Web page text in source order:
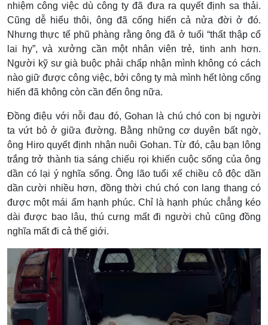
nhiệm công việc dù công ty đã đưa ra quyết định sa thải.
Cũng dễ hiểu thôi, ông đã cống hiến cả nửa đời ở đó.
Nhưng thực tế phũ phàng rằng ông đã ở tuổi “thất thập cổ
lai hy”, và xưởng cần một nhân viên trẻ, tinh anh hơn.
Người kỹ sư già buộc phải chấp nhận mình không có cách
nào giữ được công việc, bởi công ty mà mình hết lòng cống
hiến đã không còn cần đến ông nữa.
Đồng điệu với nỗi đau đó, Gohan là chú chó con bị người
ta vứt bỏ ở giữa đường. Bằng những cơ duyên bất ngờ,
ông Hiro quyết định nhận nuôi Gohan. Từ đó, cậu bạn lông
trắng trở thành tia sáng chiếu rọi khiến cuộc sống của ông
dần có lại ý nghĩa sống. Ông lão tuổi xế chiều cô độc dần
dần cười nhiều hơn, đồng thời chú chó con lang thang có
được một mái ấm hạnh phúc. Chỉ là hạnh phúc chẳng kéo
dài được bao lâu, thú cưng mất đi người chủ cũng đồng
nghĩa mất đi cả thế giới.